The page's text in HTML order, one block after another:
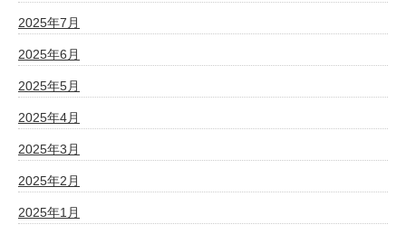
2025年7月
2025年6月
2025年5月
2025年4月
2025年3月
2025年2月
2025年1月